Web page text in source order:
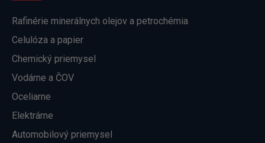
Rafinérie minerálnych olejov a petrochémia
Celulóza a papier
Chemický priemysel
Vodárne a ČOV
Oceliarne
Elektrárne
Automobilový priemysel